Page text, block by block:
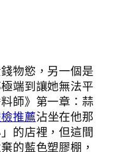
物慾，另一個是
端到讓她無法平
師》第一章：蒜
推薦沾坐在他那
的店裡，但這間
的藍色塑膠棚，